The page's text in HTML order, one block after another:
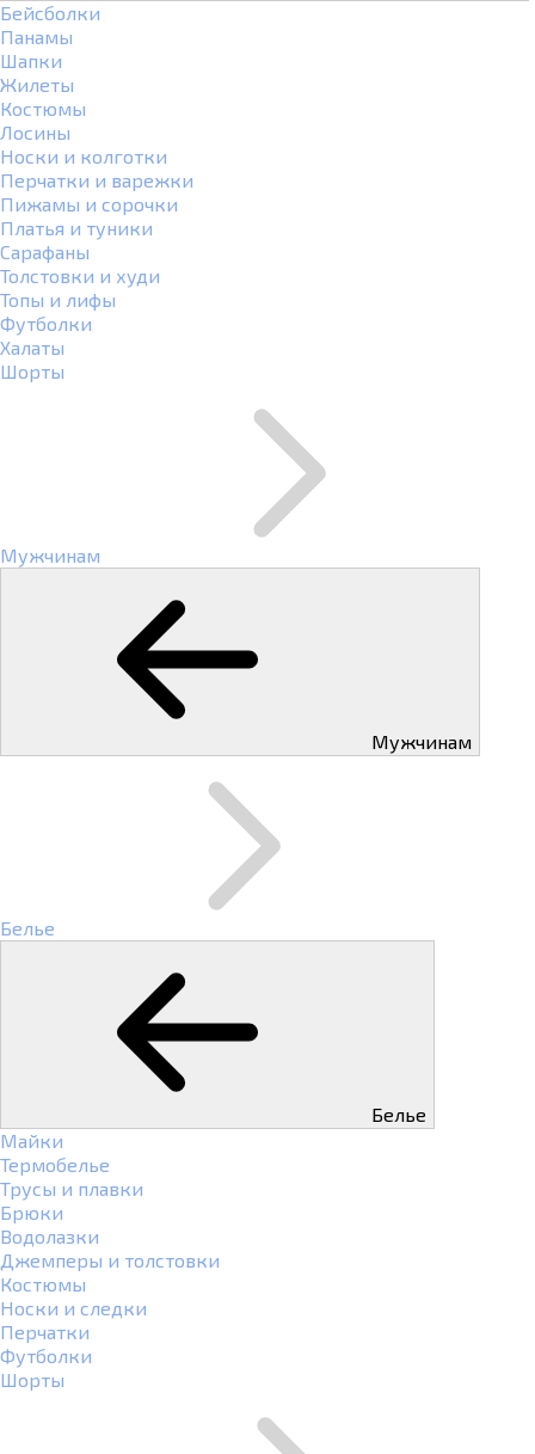
Бейсболки
Панамы
Шапки
Жилеты
Костюмы
Лосины
Носки и колготки
Перчатки и варежки
Пижамы и сорочки
Платья и туники
Сарафаны
Толстовки и худи
Топы и лифы
Футболки
Халаты
Шорты
Мужчинам
Мужчинам
Белье
Белье
Майки
Термобелье
Трусы и плавки
Брюки
Водолазки
Джемперы и толстовки
Костюмы
Носки и следки
Перчатки
Футболки
Шорты